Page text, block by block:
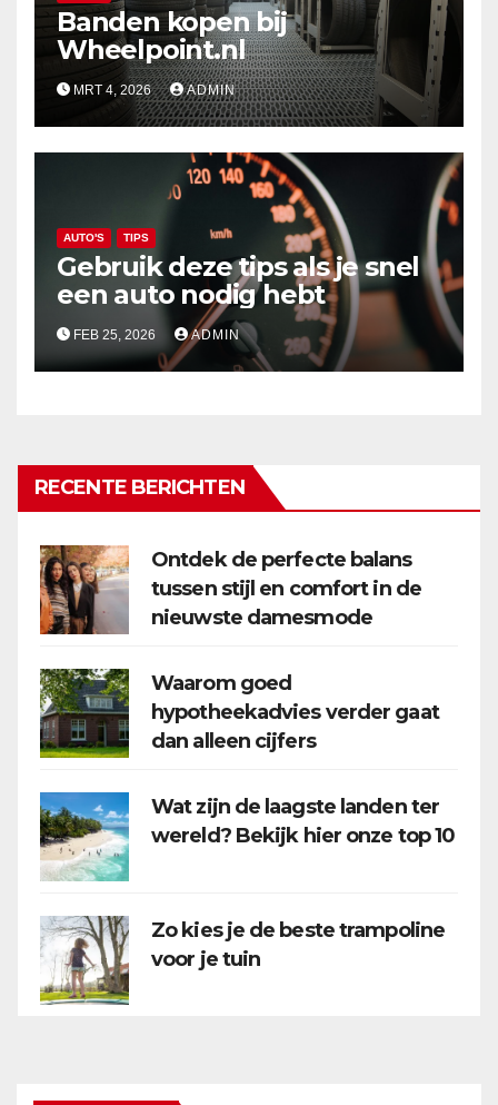
Banden kopen bij
Wheelpoint.nl
MRT 4, 2026 ADMIN
AUTO'S TIPS
Gebruik deze tips als je snel
een auto nodig hebt
FEB 25, 2026 ADMIN
RECENTE BERICHTEN
Ontdek de perfecte balans
tussen stijl en comfort in de
nieuwste damesmode
Waarom goed
hypotheekadvies verder gaat
dan alleen cijfers
Wat zijn de laagste landen ter
wereld? Bekijk hier onze top 10
Zo kies je de beste trampoline
voor je tuin